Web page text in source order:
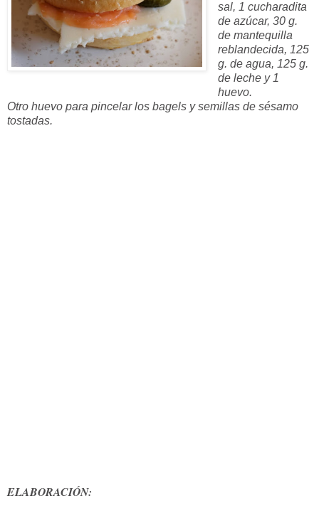
sal, 1 cucharadita
de azúcar, 30 g.
de mantequilla
reblandecida, 125
g. de agua, 125 g.
de leche y 1
huevo.
Otro huevo para pincelar los bagels y semillas de sésamo
tostadas.
ELABORACIÓN: